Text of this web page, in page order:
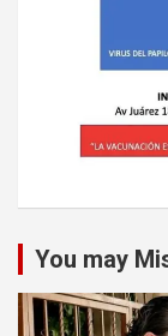
You may